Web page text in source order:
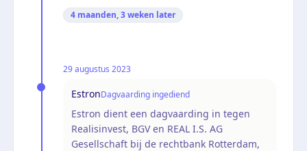
4 maanden, 3 weken later
29 augustus 2023
EstronDagvaarding ingediend
Estron dient een dagvaarding in tegen
Realisinvest, BGV en REAL I.S. AG
Gesellschaft bij de rechtbank Rotterdam,